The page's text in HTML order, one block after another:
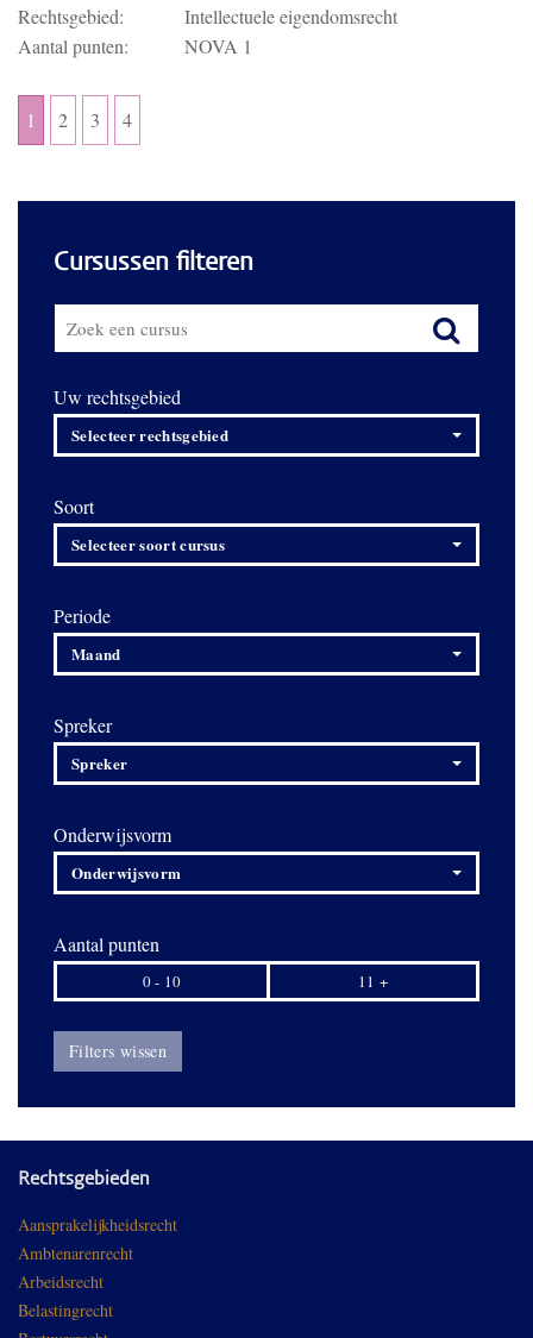
Rechtsgebied:
Intellectuele eigendomsrecht
Aantal punten:
NOVA 1
1 2 3 4
Cursussen filteren
Uw rechtsgebied
Selecteer rechtsgebied
Soort
Selecteer soort cursus
Periode
Maand
Spreker
Spreker
Onderwijsvorm
Onderwijsvorm
Aantal punten
0 - 10 11 +
Filters wissen
Rechtsgebieden
Aansprakelijkheidsrecht
Ambtenarenrecht
Arbeidsrecht
Belastingrecht